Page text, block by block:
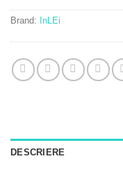
Brand: InLEi
DESCRIERE